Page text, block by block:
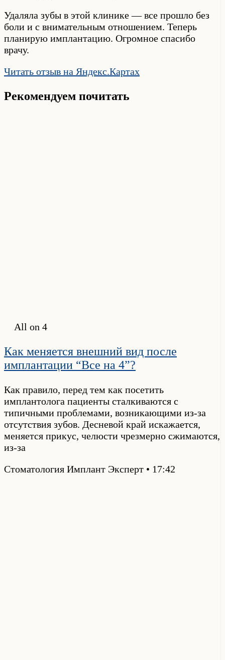
Удаляла зубы в этой клинике — все прошло без
боли и с внимательным отношением. Теперь
планирую имплантацию. Огромное спасибо
врачу.
Читать отзыв на Яндекс.Картах
Рекомендуем почитать
All on 4
Как меняется внешний вид после
имплантации “Все на 4”?
Как правило, перед тем как посетить
имплантолога пациенты сталкиваются с
типичными проблемами, возникающими из-за
отсутствия зубов. Десневой край искажается,
меняется прикус, челюсти чрезмерно сжимаются,
из-за
Стоматология Имплант Эксперт
17:42